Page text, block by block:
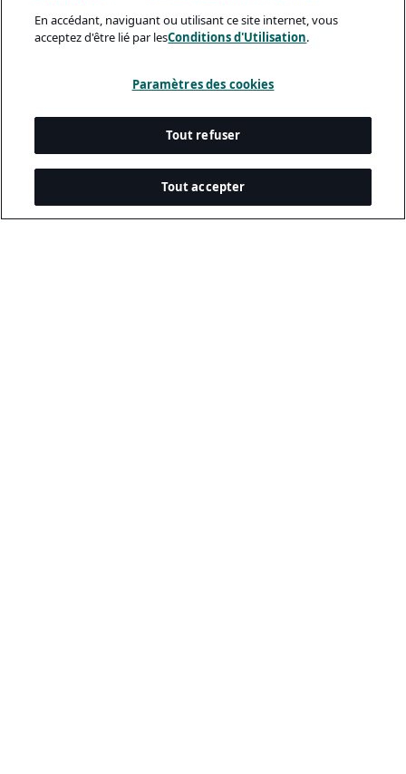
En accédant, naviguant ou utilisant ce site internet, vous
acceptez d'être lié par lesConditions d'Utilisation.
Paramètres des cookies
Tout refuser
Tout accepter